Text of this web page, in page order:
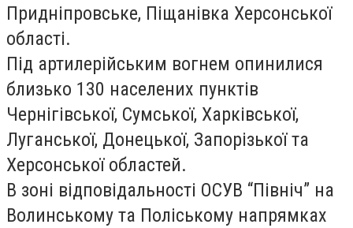
Придніпровське, Піщанівка Херсонської
області.
Під артилерійським вогнем опинилися
близько 130 населених пунктів
Чернігівської, Сумської, Харківської,
Луганської, Донецької, Запорізької та
Херсонської областей.
В зоні відповідальності ОСУВ “Північ” на
Волинському та Поліському напрямках